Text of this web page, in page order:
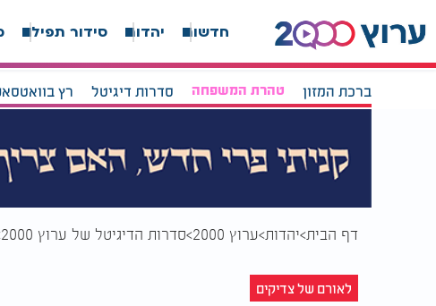
חדשות יהדות סידור תפילה
ברכת המזון טהרת המשפחה סדרות דיגיטל רץ
דף הבית יהדות ערוץ 2000 סדרות הדיגיטל של ערוץ 2000
לאורם של צדיקים